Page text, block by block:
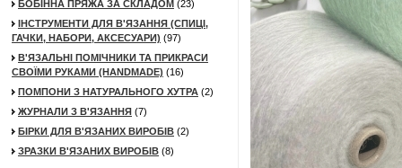
БОБІННА ПРЯЖА ЗА СКЛАДОМ (23)
ІНСТРУМЕНТИ ДЛЯ В'ЯЗАННЯ (СПИЦІ,
ГАЧКИ, НАБОРИ, АКСЕСУАРИ) (97)
В'ЯЗАЛЬНІ ПОМІЧНИКИ ТА ПРИКРАСИ
СВОЇМИ РУКАМИ (HANDMADE) (16)
ПОМПОНИ З НАТУРАЛЬНОГО ХУТРА (2)
ЖУРНАЛИ З В'ЯЗАННЯ (7)
БІРКИ ДЛЯ В'ЯЗАНИХ ВИРОБІВ (2)
ЗРАЗКИ В'ЯЗАНИХ ВИРОБІВ (8)